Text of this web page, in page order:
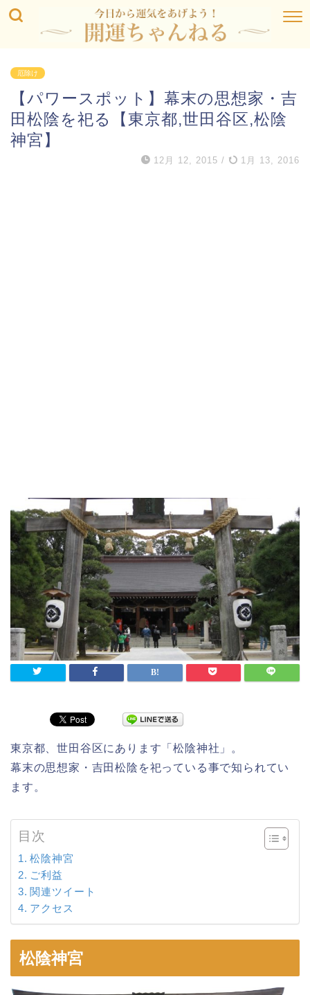
厄除け
【パワースポット】幕末の思想家・吉
田松陰を祀る【東京都,世田谷区,松陰
神宮】
12月 12, 2015 / 1月 13, 2016
東京都、世田谷区にあります「松陰神社」。
幕末の思想家・吉田松陰を祀っている事で知られてい
ます。
目次
松陰神宮
ご利益
関連ツイート
アクセス
松陰神宮